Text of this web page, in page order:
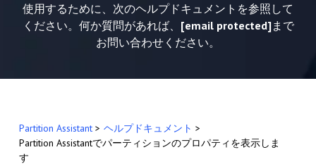
使用するために、次のヘルプドキュメントを参照して
ください。何か質問があれば、 [email protected]まで
お問い合わせください。
Partition Assistant> ヘルプドキュメント >
Partition Assistantでパーティションのプロパティを表示しま
す